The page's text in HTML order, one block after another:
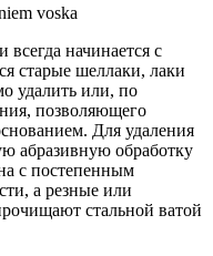
всегда начинается с
старые шеллаки, лаки
удалить или, по
позволяющего
Для удаления
абразивную обработку
с постепенным
а резные или
стальной ватой